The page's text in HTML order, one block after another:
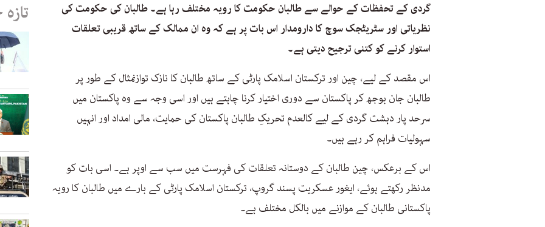
گردی کے تحفظات کے حوالے سے طالبان حکومت کا رویہ مختلف رہا ہے۔ طالبان کی حکومت کی
نظریاتی اور سٹریٹجک سوچ کا دارومدار اس بات پر ہے کہ وہ ان ممالک کے ساتھ قریبی تعلقات
استوار کرنے کو کتنی ترجیح دیتی ہے۔
اس مقصد کے لیے، چین اور ترکستان اسلامک پارٹی کے ساتھ طالبان کا نازک توازنمثال کے طور پر
طالبان جان بوجھ کر پاکستان سے دوری اختیار کرنا چاہتے ہیں اور اسی وجہ سے وہ پاکستان میں
سرحد پار دہشت گردی کے لیے کالعدم تحریکِ طالبان پاکستان کی حمایت، مالی امداد اور انہیں
سہولیات فراہم کر رہے ہیں۔
اس کے برعکس، چین طالبان کے دوستانہ تعلقات کی فہرست میں سب سے اوپر ہے۔ اسی بات کو
مدنظر رکھتے ہوئے، ایغور عسکریت پسند گروپ، ترکستان اسلامک پارٹی کے بارے میں طالبان کا رویہ
پاکستانی طالبان کے موازنے میں بالکل مختلف ہے۔